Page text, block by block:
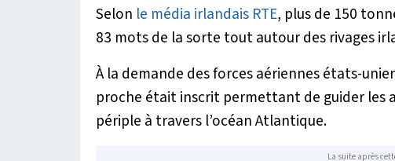
Selon le média irlandais RTE, plus de 150
83 mots de la sorte tout autour des rivages
À la demande des forces aériennes états-
proche était inscrit permettant de guider les
périple à travers l’océan Atlantique.
La suite après